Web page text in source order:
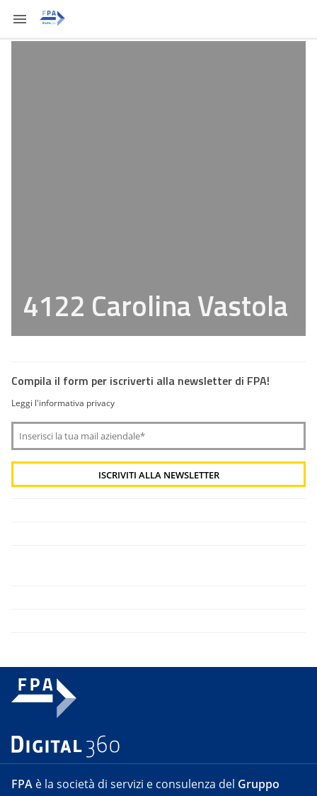
4122 Carolina Vastola
Compila il form per iscriverti alla newsletter di FPA!
Leggi l'informativa privacy
FPA è la società di servizi e consulenza del Gruppo